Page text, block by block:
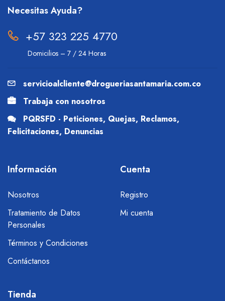
Necesitas Ayuda?
+57 323 225 4770
Domicilios – 7 / 24 Horas
servicioalcliente@drogueriasantamaria.com.co
Trabaja con nosotros
PQRSFD - Peticiones, Quejas, Reclamos,
Felicitaciones, Denuncias
Información
Nosotros
Tratamiento de Datos
Personales
Términos y Condiciones
Contáctanos
Cuenta
Registro
Mi cuenta
Tienda